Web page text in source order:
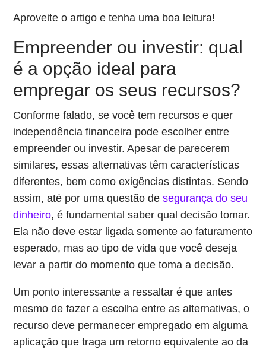
Aproveite o artigo e tenha uma boa leitura!
Empreender ou investir: qual
é a opção ideal para
empregar os seus recursos?
Conforme falado, se você tem recursos e quer
independência financeira pode escolher entre
empreender ou investir. Apesar de parecerem
similares, essas alternativas têm características
diferentes, bem como exigências distintas. Sendo
assim, até por uma questão desegurança do seu
dinheiro, é fundamental saber qual decisão tomar.
Ela não deve estar ligada somente ao faturamento
esperado, mas ao tipo de vida que você deseja
levar a partir do momento que toma a decisão.
Um ponto interessante a ressaltar é que antes
mesmo de fazer a escolha entre as alternativas, o
recurso deve permanecer empregado em alguma
aplicação que traga um retorno equivalente ao da